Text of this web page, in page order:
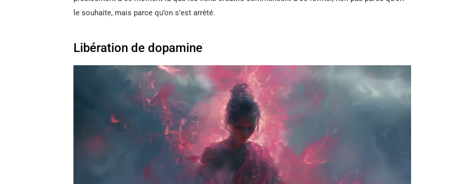
le souhaite, mais parce qu’on s’est arrêté.
Libération de dopamine